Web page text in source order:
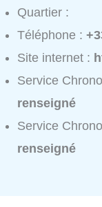
Quartier :
Téléphone :
Site internet :
Service
renseigné
Service
renseigné